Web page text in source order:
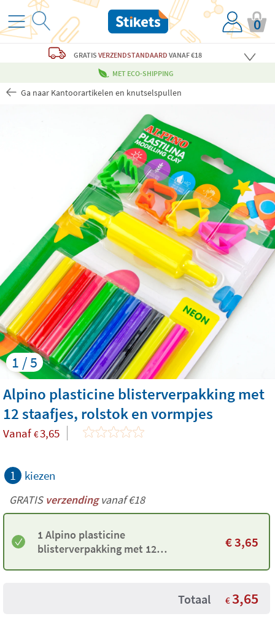
0
GRATIS VERZENDSTANDAARD VANAF €18
MET ECO-SHIPPING
Ga naar Kantoorartikelen en knutselspullen
1 / 5
Alpino plasticine blisterverpakking met
12 staafjes, rolstok en vormpjes
Vanaf €3,65
1 kiezen
GRATISverzendingvanaf €18
1 Alpino plasticine
blisterverpakking met 12
€3,65
Totaal € 3,65